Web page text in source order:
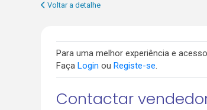
Voltar a detalhe
Para uma melhor experiência e
Faça Login ou Registe-se.
Contactar